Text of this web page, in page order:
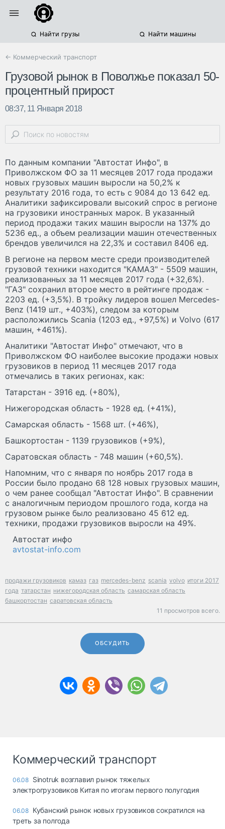
Найти грузы Найти машины
← Коммерческий транспорт
Грузовой рынок в Поволжье показал 50-
процентный прирост
08:37, 11 Января 2018
По данным компании "Автостат Инфо", в
Приволжском ФО за 11 месяцев 2017 года продажи
новых грузовых машин выросли на 50,2% к
результату 2016 года, то есть с 9084 до 13 642 ед.
Аналитики зафиксировали высокий спрос в регионе
на грузовики иностранных марок. В указанный
период продажи таких машин выросли на 137% до
5236 ед., а объем реализации машин отечественных
брендов увеличился на 22,3% и составил 8406 ед.
В регионе на первом месте среди производителей
грузовой техники находится "КАМАЗ" - 5509 машин,
реализованных за 11 месяцев 2017 года (+32,6%).
"ГАЗ" сохранил второе место в рейтинге продаж -
2203 ед. (+3,5%). В тройку лидеров вошел Mercedes-
Benz (1419 шт., +403%), следом за которым
расположились Scania (1203 ед., +97,5%) и Volvo (617
машин, +461%).
Аналитики "Автостат Инфо" отмечают, что в
Приволжском ФО наиболее высокие продажи новых
грузовиков в период 11 месяцев 2017 года
отмечались в таких регионах, как:
Татарстан - 3916 ед. (+80%),
Нижегородская область - 1928 ед. (+41%),
Самарская область - 1568 шт. (+46%),
Башкортостан - 1139 грузовиков (+9%),
Саратовская область - 748 машин (+60,5%).
Напомним, что с января по ноябрь 2017 года в
России было продано 68 128 новых грузовых машин,
о чем ранее сообщал "Автостат Инфо". В сравнении
с аналогичным периодом прошлого года, когда на
грузовом рынке было реализовано 45 612 ед.
техники, продажи грузовиков выросли на 49%.
Автостат инфо
avtostat-info.com
продажи грузовиков камаз газ mercedes-benz scania volvo итоги 2017
года татарстан нижегородская область самарская область
башкортостан саратовская область
11 просмотров всего.
ОБСУДИТЬ
Коммерческий транспорт
06.08 Sinotruk возглавил рынок тяжелых
электрогрузовиков Китая по итогам первого полугодия
06.08 Кубанский рынок новых грузовиков сократился на
треть за полгода